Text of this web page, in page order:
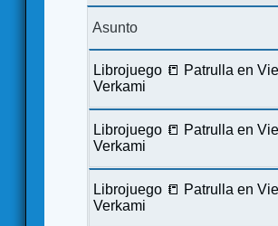
Asunto
Librojuego 📒 Patrulla en
Verkami
Librojuego 📒 Patrulla en
Verkami
Librojuego 📒 Patrulla en
Verkami